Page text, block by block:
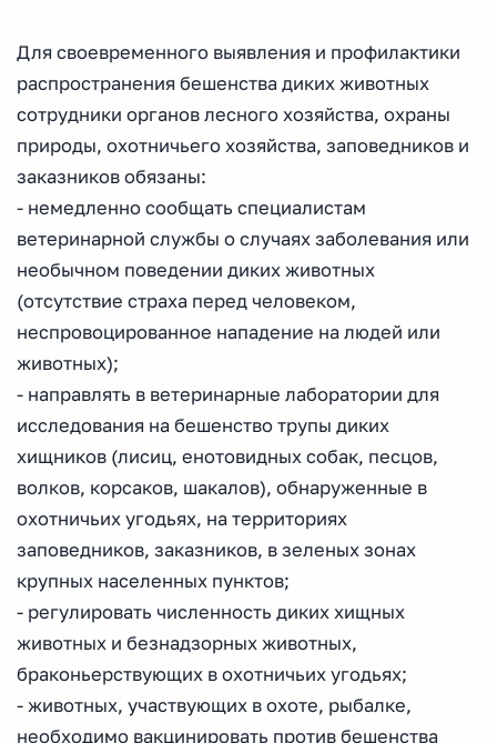
Для своевременного выявления и профилактики
распространения бешенства диких животных
сотрудники органов лесного хозяйства, охраны
природы, охотничьего хозяйства, заповедников и
заказников обязаны:
- немедленно сообщать специалистам
ветеринарной службы о случаях заболевания или
необычном поведении диких животных
(отсутствие страха перед человеком,
неспровоцированное нападение на людей или
животных);
- направлять в ветеринарные лаборатории для
исследования на бешенство трупы диких
хищников (лисиц, енотовидных собак, песцов,
волков, корсаков, шакалов), обнаруженные в
охотничьих угодьях, на территориях
заповедников, заказников, в зеленых зонах
крупных населенных пунктов;
- регулировать численность диких хищных
животных и безнадзорных животных,
браконьерствующих в охотничьих угодьях;
- животных, участвующих в охоте, рыбалке,
необходимо вакцинировать против бешенства